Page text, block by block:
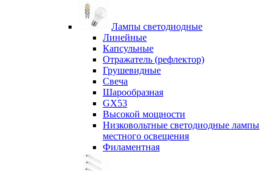
Лампы светодиодные
Линейные
Капсульные
Отражатель (рефлектор)
Грушевидные
Свеча
Шарообразная
GX53
Высокой мощности
Низковольтные светодиодные лампы
местного освещения
Филаментная